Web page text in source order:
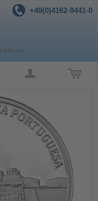
+49(0)4162-9441-0